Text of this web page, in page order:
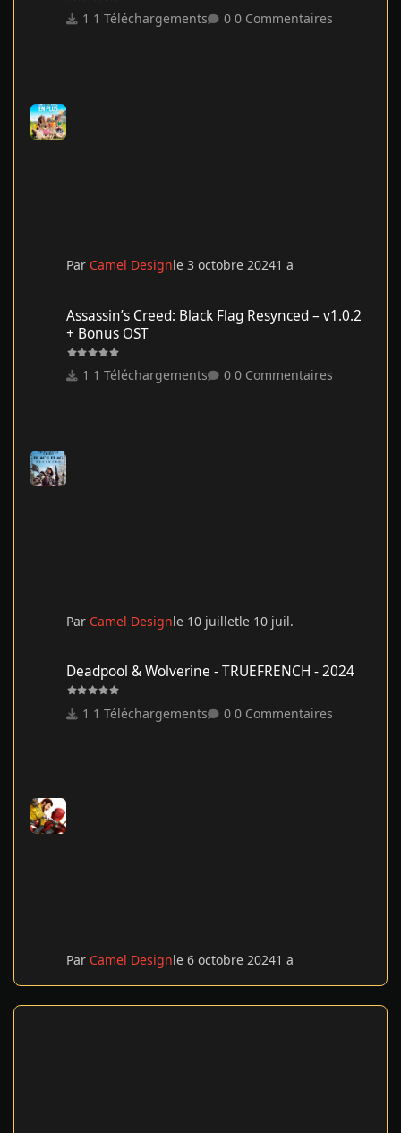
1 Téléchargements 0 Commentaires
Par Camel Designle 3 octobre 20241 a
Assassin’s Creed: Black Flag Resynced – v1.0.2
+ Bonus OST
1 Téléchargements 0 Commentaires
Par Camel Designle 10 juilletle 10 juil.
Deadpool & Wolverine - TRUEFRENCH - 2024
1 Téléchargements 0 Commentaires
Par Camel Designle 6 octobre 20241 a